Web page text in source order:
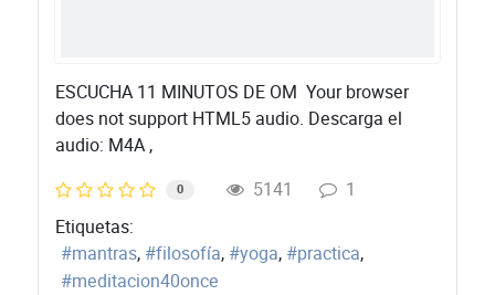
ESCUCHA 11 MINUTOS DE OM Your browser
does not support HTML5 audio. Descarga el
audio: M4A ,
0 5141
1
Etiquetas:
mantras
filosofía yoga
practica
meditacion40once